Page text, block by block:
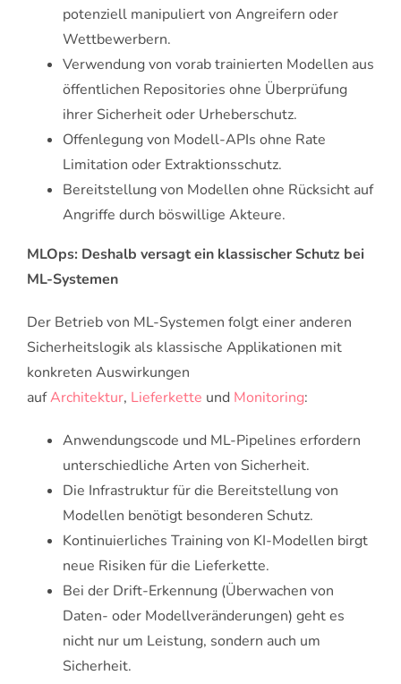
potenziell manipuliert von Angreifern oder
Wettbewerbern.
Verwendung von vorab trainierten Modellen aus
öffentlichen Repositories ohne Überprüfung
ihrer Sicherheit oder Urheberschutz.
Offenlegung von Modell-APIs ohne Rate
Limitation oder Extraktionsschutz.
Bereitstellung von Modellen ohne Rücksicht auf
Angriffe durch böswillige Akteure.
MLOps: Deshalb versagt ein klassischer Schutz bei
ML-Systemen
Der Betrieb von ML-Systemen folgt einer anderen
Sicherheitslogik als klassische Applikationen mit
konkreten Auswirkungen
aufArchitektur, Lieferkette und Monitoring:
Anwendungscode und ML-Pipelines erfordern
unterschiedliche Arten von Sicherheit.
Die Infrastruktur für die Bereitstellung von
Modellen benötigt besonderen Schutz.
Kontinuierliches Training von KI-Modellen birgt
neue Risiken für die Lieferkette.
Bei der Drift-Erkennung (Überwachen von
Daten- oder Modellveränderungen) geht es
nicht nur um Leistung, sondern auch um
Sicherheit.